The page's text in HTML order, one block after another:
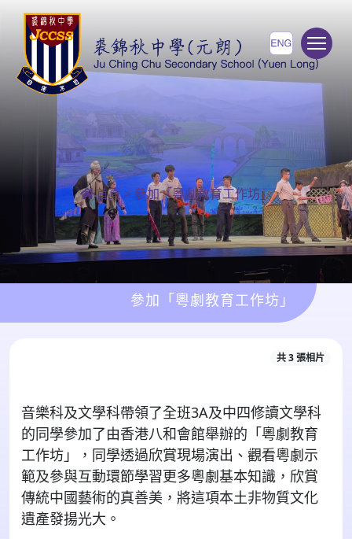
首頁 >參加「粵劇教育工作坊」
參加「粵劇教育工作坊」
共 3 張相片
音樂科及文學科帶領了全班3A及中四修讀文學科
的同學參加了由香港八和會館舉辦的「粵劇教育
工作坊」，同學透過欣賞現場演出、觀看粵劇示
範及參與互動環節學習更多粵劇基本知識，欣賞
傳統中國藝術的真善美，將這項本土非物質文化
遺產發揚光大。